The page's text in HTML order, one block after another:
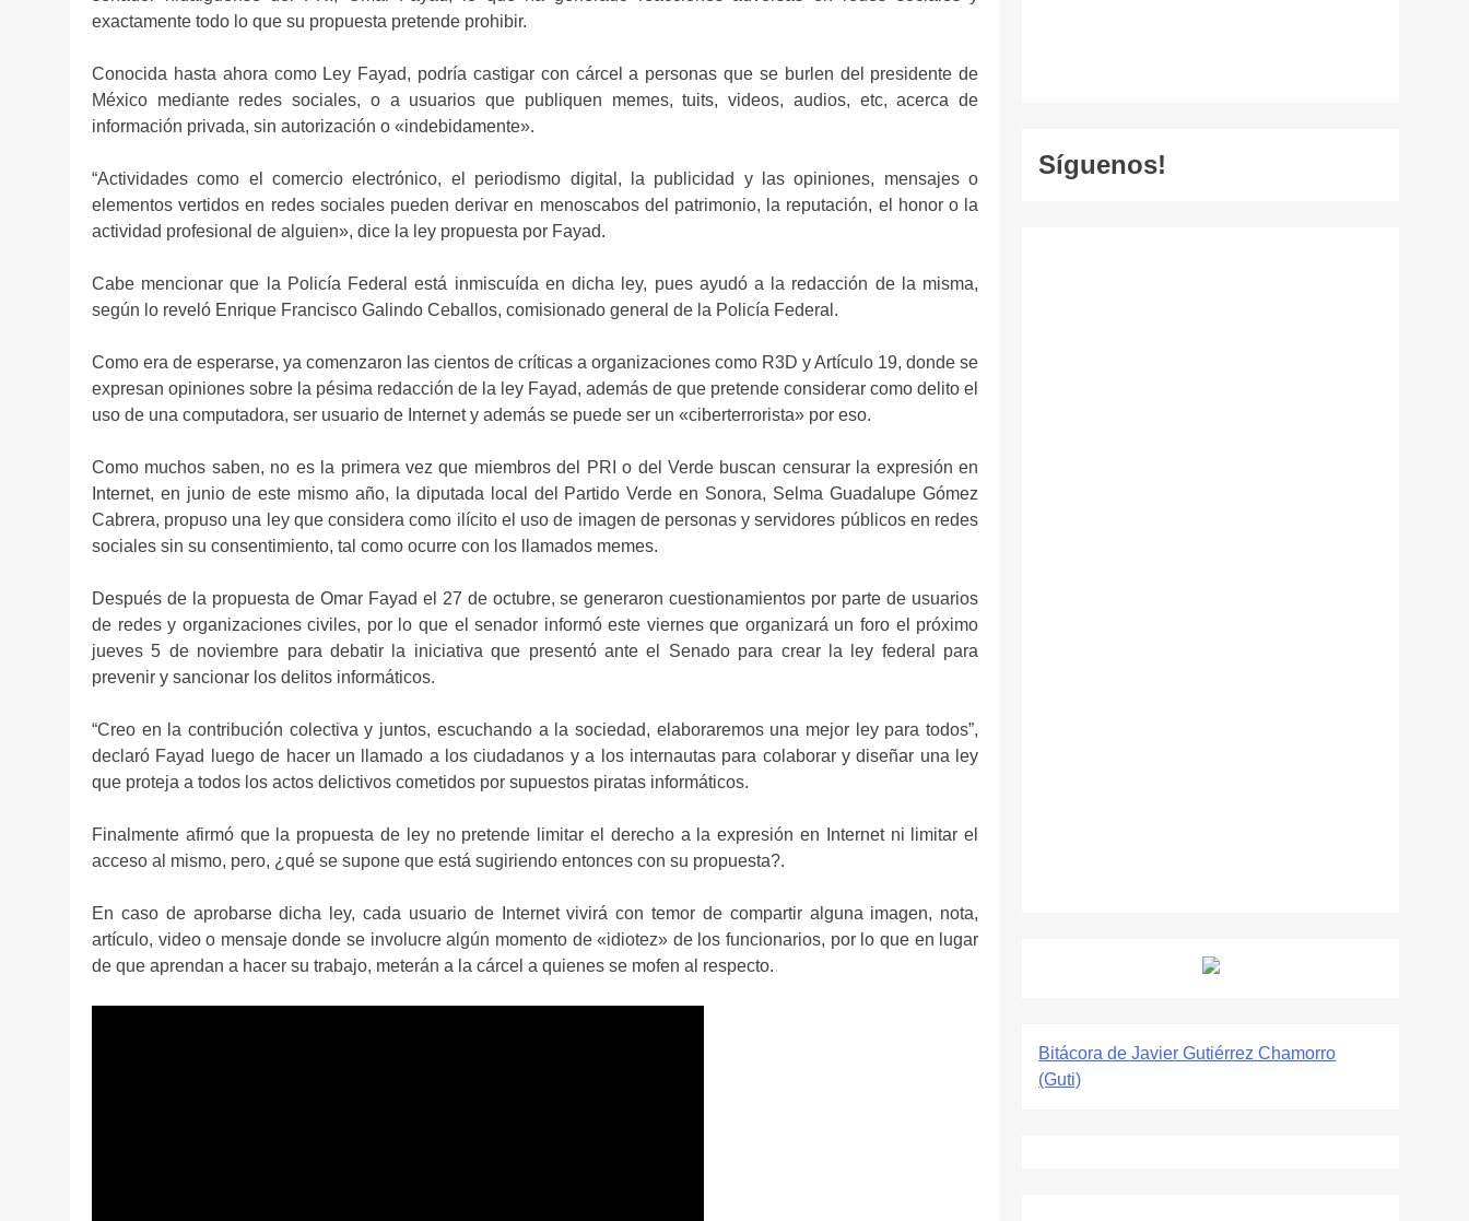
exactamente todo lo que su propuesta pretende prohibir.
Conocida hasta ahora como Ley Fayad, podría castigar con cárcel a personas que se burlen del presidente de
México mediante redes sociales, o a usuarios que publiquen memes, tuits, videos, audios, etc, acerca de
información privada, sin autorización o «indebidamente».
“Actividades como el comercio electrónico, el periodismo digital, la publicidad y las opiniones, mensajes o
elementos vertidos en redes sociales pueden derivar en menoscabos del patrimonio, la reputación, el honor o la
actividad profesional de alguien», dice la ley propuesta por Fayad.
Cabe mencionar que la Policía Federal está inmiscuída en dicha ley, pues ayudó a la redacción de la misma,
según lo reveló Enrique Francisco Galindo Ceballos, comisionado general de la Policía Federal.
Como era de esperarse, ya comenzaron las cientos de críticas a organizaciones como R3D y Artículo 19, donde se
expresan opiniones sobre la pésima redacción de la ley Fayad, además de que pretende considerar como delito el
uso de una computadora, ser usuario de Internet y además se puede ser un «ciberterrorista» por eso.
Como muchos saben, no es la primera vez que miembros del PRI o del Verde buscan censurar la expresión en
Internet, en junio de este mismo año, la diputada local del Partido Verde en Sonora, Selma Guadalupe Gómez
Cabrera, propuso una ley que considera como ilícito el uso de imagen de personas y servidores públicos en redes
sociales sin su consentimiento, tal como ocurre con los llamados memes.
Después de la propuesta de Omar Fayad el 27 de octubre, se generaron cuestionamientos por parte de usuarios
de redes y organizaciones civiles, por lo que el senador informó este viernes que organizará un foro el próximo
jueves 5 de noviembre para debatir la iniciativa que presentó ante el Senado para crear la ley federal para
prevenir y sancionar los delitos informáticos.
“Creo en la contribución colectiva y juntos, escuchando a la sociedad, elaboraremos una mejor ley para todos”,
declaró Fayad luego de hacer un llamado a los ciudadanos y a los internautas para colaborar y diseñar una ley
que proteja a todos los actos delictivos cometidos por supuestos piratas informáticos.
Finalmente afirmó que la propuesta de ley no pretende limitar el derecho a la expresión en Internet ni limitar el
acceso al mismo, pero, ¿qué se supone que está sugiriendo entonces con su propuesta?.
En caso de aprobarse dicha ley, cada usuario de Internet vivirá con temor de compartir alguna imagen, nota,
artículo, video o mensaje donde se involucre algún momento de «idiotez» de los funcionarios, por lo que en lugar
de que aprendan a hacer su trabajo, meterán a la cárcel a quienes se mofen al respecto.
Síguenos!
Bitácora de Javier Gutiérrez Chamorro
(Guti)